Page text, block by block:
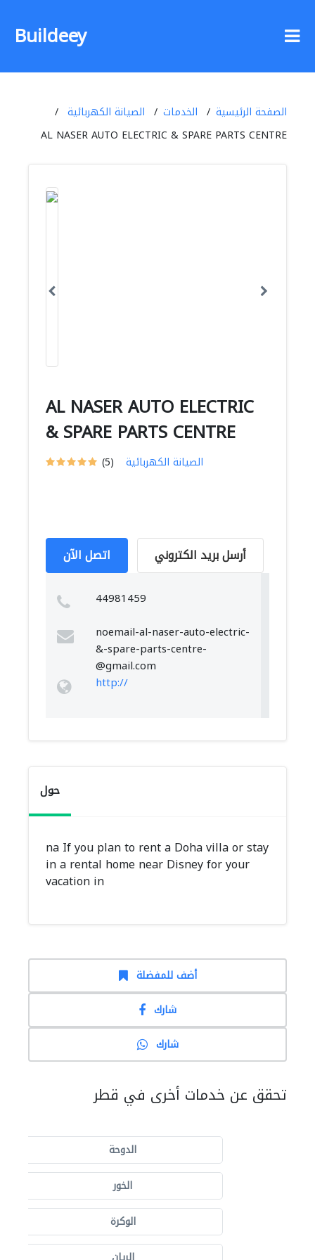
Buildeey
الصفحة الرئيسية الخدمات
الصيانة الكهربائية
AL NASER AUTO ELECTRIC & SPARE PARTS CENTRE
AL NASER AUTO ELECTRIC
& SPARE PARTS CENTRE
(5) الصيانة الكهربائية
اتصل الآن أرسل بريد الكتروني
44981459
noemail-al-naser-auto-electric-
&-spare-parts-centre-
@gmail.com
http://
حول
na If you plan to rent a Doha villa or stay
in a rental home near Disney for your
vacation in
أضف للمفضلة
شارك
شارك
تحقق عن خدمات أخرى في قطر
الدوحة
الخور
الوكرة